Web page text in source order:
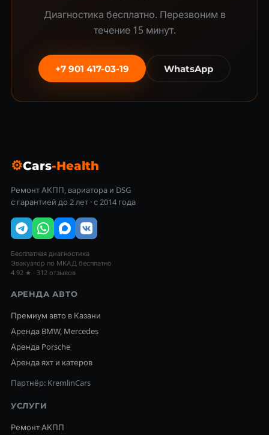
Диагностика бесплатно. Перезвоним в
течение 15 минут.
+7 901 417-03-19 WhatsApp
⚙Cars-Health
Ремонт АКПП, вариатора и DSG
с гарантией до 2 лет · с 2014 года
Бесплатная диагностика
Эвакуатор по МКАД бесплатно
4.92 ★ · 312 отзывов
АРЕНДА АВТО
Премиум авто в Казани
Аренда BMW, Mercedes
Аренда Porsche
Аренда яхт и катеров
Партнёр: KremlinCars
УСЛУГИ
Ремонт АКПП